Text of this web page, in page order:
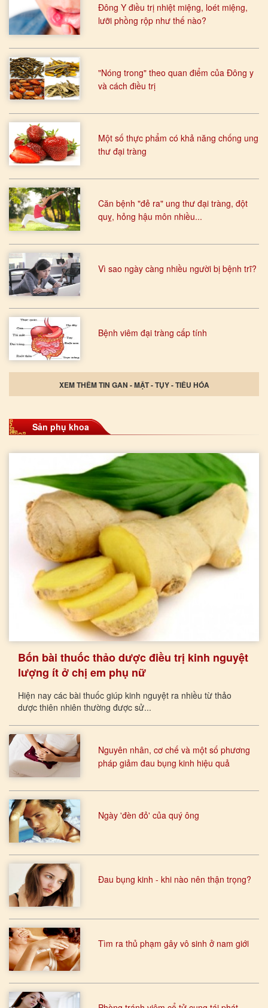
Đông Y điều trị nhiệt miệng, loét miệng,
lưỡi phồng rộp như thế nào?
"Nóng trong" theo quan điểm của Đông y
và cách điều trị
Một số thực phẩm có khả năng chống ung
thư đại tràng
Căn bệnh "đẻ ra" ung thư đại tràng, đột
quỵ, hỏng hậu môn nhiều...
Vì sao ngày càng nhiều người bị bệnh trĩ?
Bệnh viêm đại tràng cấp tính
XEM THÊM TIN GAN - MẬT - TỤY - TIÊU HÓA
Sản phụ khoa
Bốn bài thuốc thảo dược điều trị kinh nguyệt
lượng ít ở chị em phụ nữ
Hiện nay các bài thuốc giúp kinh nguyệt ra nhiều từ thảo
dược thiên nhiên thường được sử...
Nguyên nhân, cơ chế và một số phương
pháp giảm đau bụng kinh hiệu quả
Ngày 'đèn đỏ' của quý ông
Đau bụng kinh - khi nào nên thận trọng?
Tìm ra thủ phạm gây vô sinh ở nam giới